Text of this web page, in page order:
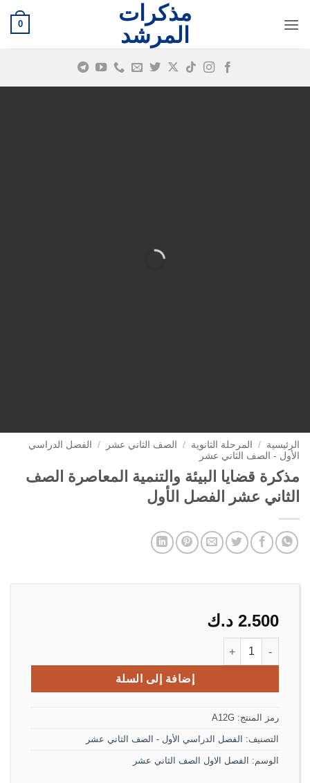
للمحتوى
مذكرات
المرشد
0
الرئيسية / المرحلة الثانوية / الصف الثاني عشر /
الفصل الدراسي
الأول - الصف الثاني عشر
مذكرة قضايا البيئة والتنمية المعاصرة الصف
الثاني عشر الفصل الأول
2.500 د.ك
إضافة إلى السلة
رمز المنتج: A12G
التصنيف: الفصل الدراسي الأول - الصف الثاني عشر
الوسم: الفصل الاول الصف الثاني عشر